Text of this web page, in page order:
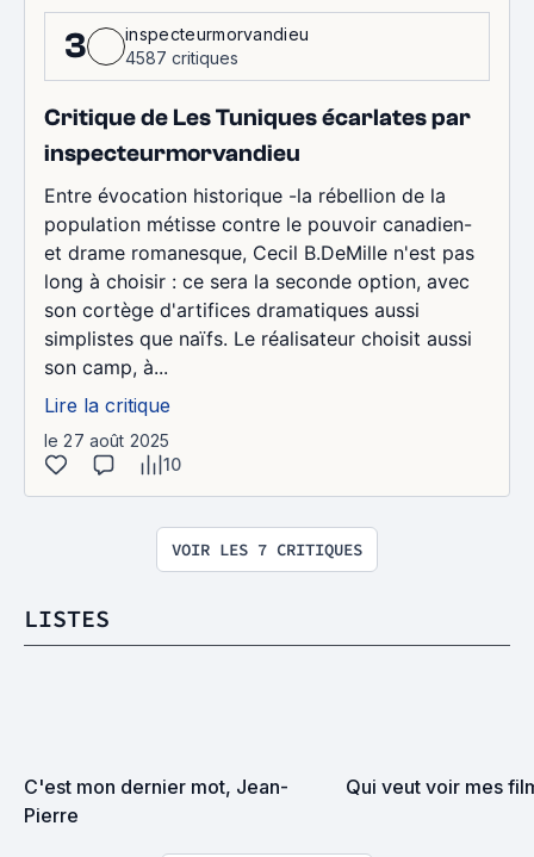
3
inspecteurmorvandieu
4587 critiques
Critique de Les Tuniques écarlates par
inspecteurmorvandieu
Entre évocation historique -la rébellion de la
population métisse contre le pouvoir canadien-
et drame romanesque, Cecil B.DeMille n'est pas
long à choisir : ce sera la seconde option, avec
son cortège d'artifices dramatiques aussi
simplistes que naïfs. Le réalisateur choisit aussi
son camp, à...
Lire la critique
le 27 août 2025
10
VOIR LES 7 CRITIQUES
LISTES
C'est mon dernier mot, Jean-
Pierre
Qui veut voir mes